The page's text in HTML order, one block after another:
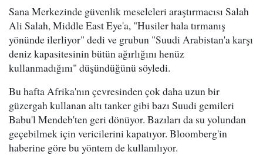
Sana Merkezinde güvenlik meseleleri araştırmacısı Salah
Ali Salah, Middle East Eye'a, "Husiler hala tırmanış
yönünde ilerliyor" dedi ve grubun "Suudi Arabistan'a karşı
deniz kapasitesinin bütün ağırlığını henüz
kullanmadığını" düşündüğünü söyledi.
Bu hafta Afrika'nın çevresinden çok daha uzun bir
güzergah kullanan altı tanker gibi bazı Suudi gemileri
Babu'l Mendeb'ten geri dönüyor. Bazıları da su yolundan
geçebilmek için vericilerini kapatıyor. Bloomberg'in
haberine göre bu yöntem de kullanılıyor.